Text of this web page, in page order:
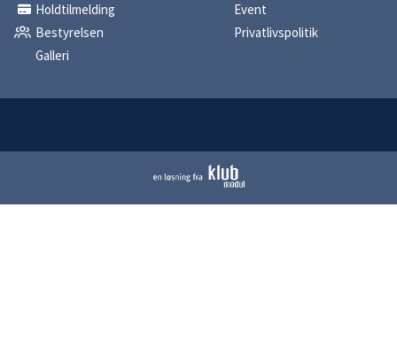
Holdtilmelding
Event
Bestyrelsen
Privatlivspolitik
Galleri